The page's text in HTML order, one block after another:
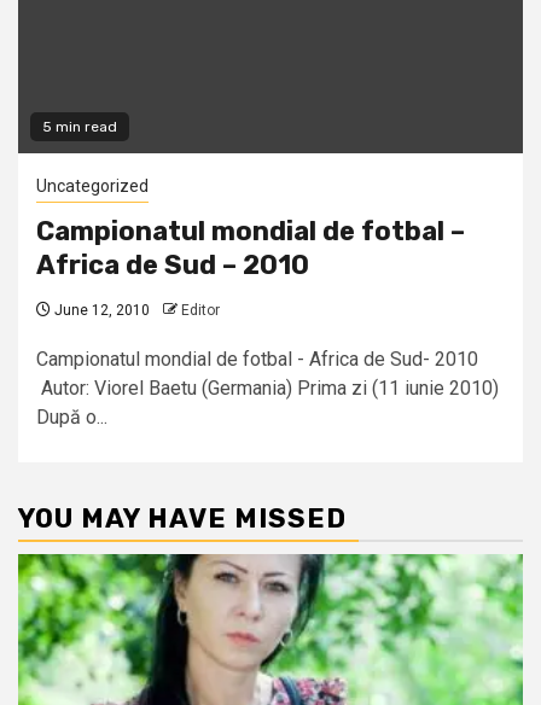
5 min read
Uncategorized
Campionatul mondial de fotbal –
Africa de Sud – 2010
June 12, 2010 Editor
Campionatul mondial de fotbal - Africa de Sud- 2010
Autor: Viorel Baetu (Germania) Prima zi (11 iunie 2010)
După o...
YOU MAY HAVE MISSED